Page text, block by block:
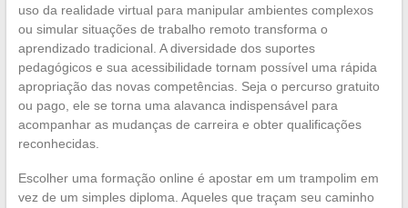
uso da realidade virtual para manipular ambientes complexos
ou simular situações de trabalho remoto transforma o
aprendizado tradicional. A diversidade dos suportes
pedagógicos e sua acessibilidade tornam possível uma rápida
apropriação das novas competências. Seja o percurso gratuito
ou pago, ele se torna uma alavanca indispensável para
acompanhar as mudanças de carreira e obter qualificações
reconhecidas.
Escolher uma formação online é apostar em um trampolim em
vez de um simples diploma. Aqueles que traçam seu caminho